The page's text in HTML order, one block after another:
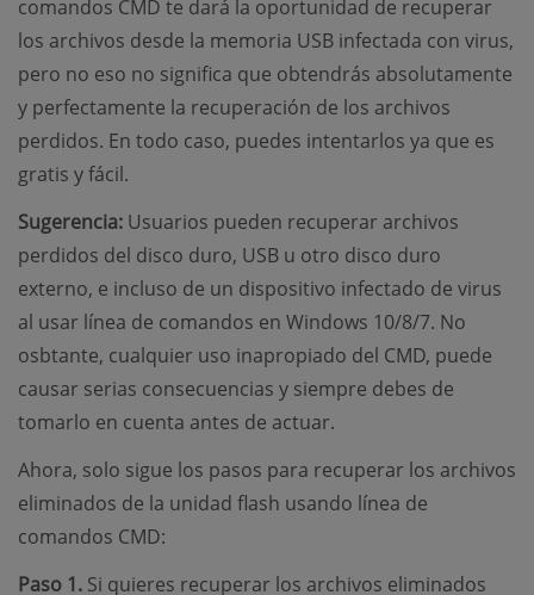
comandos CMD te dará la oportunidad de recuperar
los archivos desde la memoria USB infectada con virus,
pero no eso no significa que obtendrás absolutamente
y perfectamente la recuperación de los archivos
perdidos. En todo caso, puedes intentarlos ya que es
gratis y fácil.
Sugerencia: Usuarios pueden recuperar archivos
perdidos del disco duro, USB u otro disco duro
externo, e incluso de un dispositivo infectado de virus
al usar línea de comandos en Windows 10/8/7. No
osbtante, cualquier uso inapropiado del CMD, puede
causar serias consecuencias y siempre debes de
tomarlo en cuenta antes de actuar.
Ahora, solo sigue los pasos para recuperar los archivos
eliminados de la unidad flash usando línea de
comandos CMD:
Paso 1. Si quieres recuperar los archivos eliminados